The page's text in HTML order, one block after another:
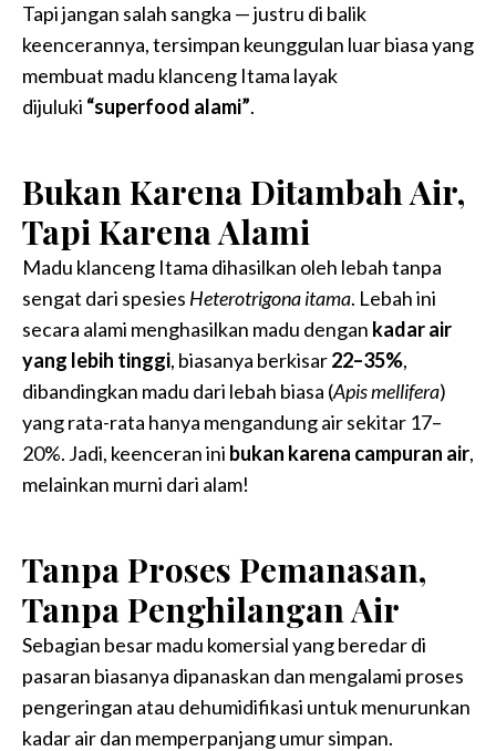
Tapi jangan salah sangka — justru di balik
keencerannya, tersimpan keunggulan luar biasa yang
membuat madu klanceng Itama layak
dijuluki “superfood alami”.
Bukan Karena Ditambah Air,
Tapi Karena Alami
Madu klanceng Itama dihasilkan oleh lebah tanpa
sengat dari spesies Heterotrigona itama. Lebah ini
secara alami menghasilkan madu dengan kadar air
yang lebih tinggi, biasanya berkisar22–35%,
dibandingkan madu dari lebah biasa (Apis mellifera)
yang rata-rata hanya mengandung air sekitar 17–
20%. Jadi, keenceran ini bukan karena campuran air,
melainkan murni dari alam!
Tanpa Proses Pemanasan,
Tanpa Penghilangan Air
Sebagian besar madu komersial yang beredar di
pasaran biasanya dipanaskan dan mengalami proses
pengeringan atau dehumidifikasi untuk menurunkan
kadar air dan memperpanjang umur simpan.